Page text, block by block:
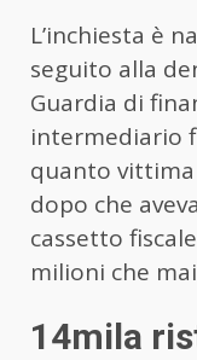
L’inchiesta è
seguito alla
Guardia di
intermediario
quanto
dopo che
cassetto
milioni che
14mila